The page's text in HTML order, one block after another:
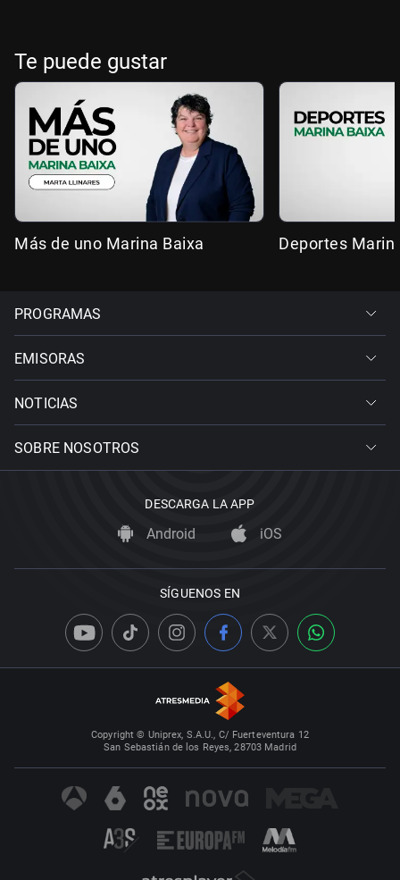
Te puede gustar
Más de uno Marina Baixa Deportes
PROGRAMAS
EMISORAS
NOTICIAS
SOBRE NOSOTROS
DESCARGA LA APP
Android iOS
SÍGUENOS EN
Copyright © Uniprex, S.A.U., C/ Fuerteventura 12
San Sebastián de los Reyes, 28703 Madrid